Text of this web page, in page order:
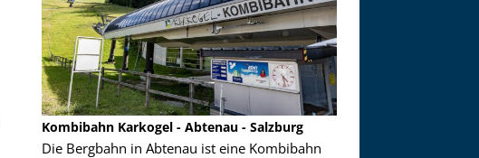
Kombibahn Karkogel - Abtenau - Salzburg
Die Bergbahn in Abtenau ist eine Kombibahn